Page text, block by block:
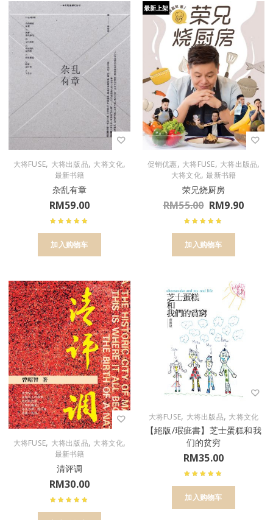
大将FUSE, 大将出版品, 大将文化,
最新书籍
杂乱有章
RM59.00
加入购物车
最新上架
促销优惠, 大将FUSE, 大将出版品,
大将文化,最新书籍
荣兄烧厨房
RM55.00 RM9.90
加入购物车
大将FUSE, 大将出版品, 大将文化,
最新书籍
清评调
RM30.00
大将FUSE, 大将出版品, 大将文化
【絕版/瑕疵書】芝士蛋糕和我
们的贫穷
RM35.00
加入购物车